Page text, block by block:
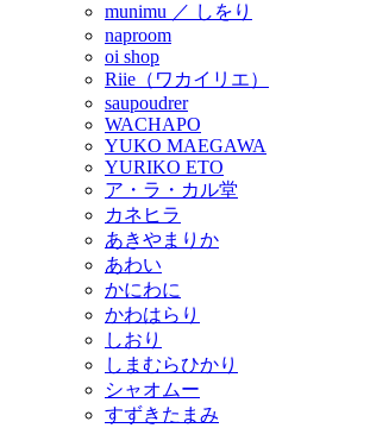
munimu ／ しをり
naproom
oi shop
Riie（ワカイリエ）
saupoudrer
WACHAPO
YUKO MAEGAWA
YURIKO ETO
ア・ラ・カル堂
カネヒラ
あきやまりか
あわい
かにわに
かわはらり
しおり
しまむらひかり
シャオムー
すずきたまみ